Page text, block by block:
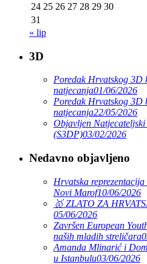
24 25 26 27 28 29 30
31
« lip
3D
Poredak Hrvatskog 3D
natjecanja01/06/2026
Poredak Hrvatskog 3D
natjecanja22/05/2026
Objavljen
(S3DP)03/02/2026
Nedavno objavljeno
Hrvatska
Novi Marof10/06/2026
🥇 ZLATO ZA
05/06/2026
Završen European
naših mladih streličara
Amanda Mlinarić i
u Istanbulu03/06/2026